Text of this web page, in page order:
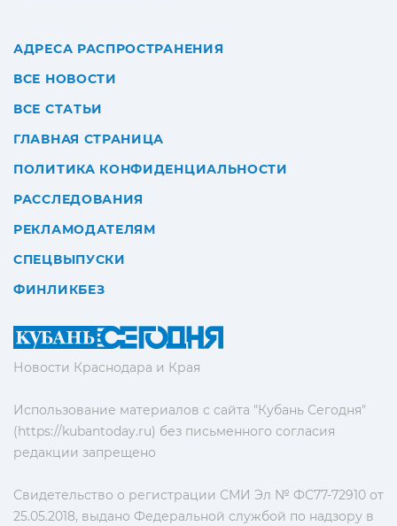
Новости Краснодара и Края
Использование материалов с сайта "Кубань Сегодня"
(https://kubantoday.ru) без письменного согласия
редакции запрещено
Свидетельство о регистрации СМИ Эл № ФС77-72910 от
25.05.2018, выдано Федеральной службой по надзору в
АДРЕСА РАСПРОСТРАНЕНИЯ
ВСЕ НОВОСТИ
ВСЕ СТАТЬИ
ГЛАВНАЯ СТРАНИЦА
ПОЛИТИКА КОНФИДЕНЦИАЛЬНОСТИ
РАССЛЕДОВАНИЯ
РЕКЛАМОДАТЕЛЯМ
СПЕЦВЫПУСКИ
ФИНЛИКБЕЗ